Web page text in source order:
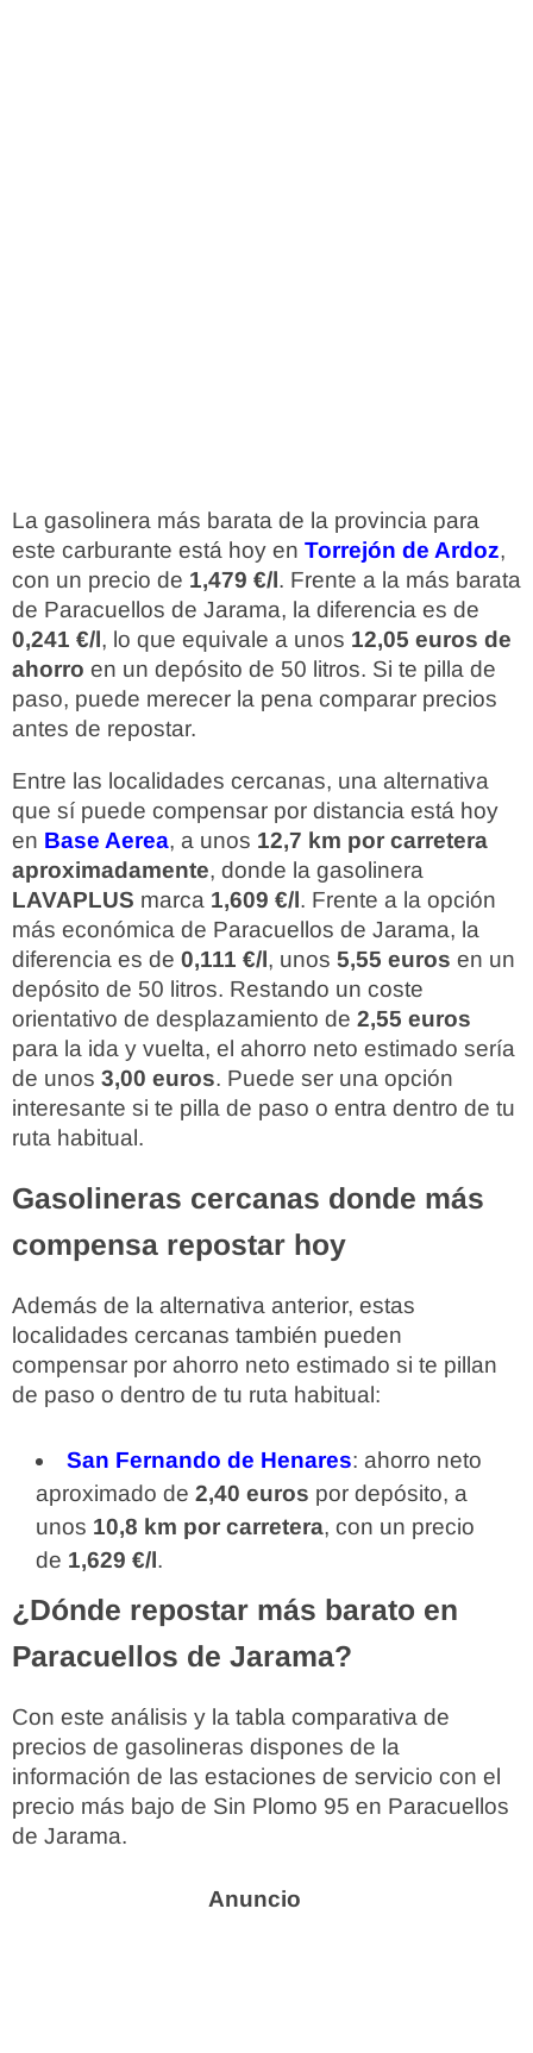
La gasolinera más barata de la provincia para
este carburante está hoy en Torrejón de Ardoz,
con un precio de 1,479 €/l. Frente a la más barata
de Paracuellos de Jarama, la diferencia es de
0,241 €/l, lo que equivale a unos 12,05 euros de
ahorro en un depósito de 50 litros. Si te pilla de
paso, puede merecer la pena comparar precios
antes de repostar.
Entre las localidades cercanas, una alternativa
que sí puede compensar por distancia está hoy
en Base Aerea, a unos 12,7 km por carretera
aproximadamente, donde la gasolinera
LAVAPLUS marca 1,609 €/l. Frente a la opción
más económica de Paracuellos de Jarama, la
diferencia es de 0,111 €/l, unos 5,55 euros en un
depósito de 50 litros. Restando un coste
orientativo de desplazamiento de 2,55 euros
para la ida y vuelta, el ahorro neto estimado sería
de unos 3,00 euros. Puede ser una opción
interesante si te pilla de paso o entra dentro de tu
ruta habitual.
Gasolineras cercanas donde más
compensa repostar hoy
Además de la alternativa anterior, estas
localidades cercanas también pueden
compensar por ahorro neto estimado si te pillan
de paso o dentro de tu ruta habitual:
San Fernando de Henares: ahorro neto
aproximado de 2,40 euros por depósito, a
unos 10,8 km por carretera, con un precio
de 1,629 €/l.
¿Dónde repostar más barato en
Paracuellos de Jarama?
Con este análisis y la tabla comparativa de
precios de gasolineras dispones de la
información de las estaciones de servicio con el
precio más bajo de Sin Plomo 95 en Paracuellos
de Jarama.